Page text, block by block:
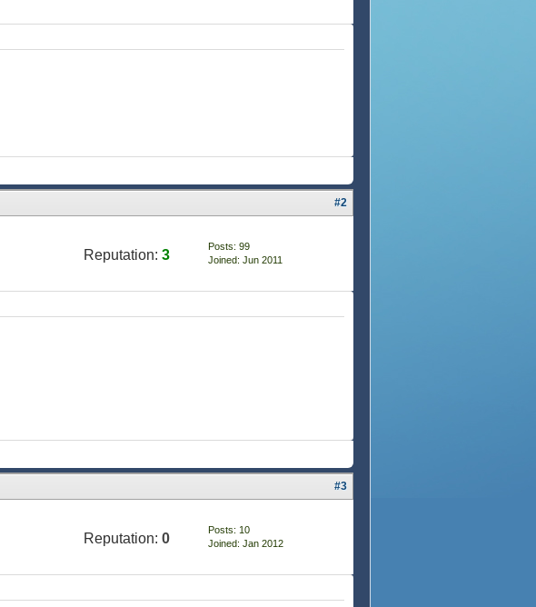
#2
Reputation: 3
Posts: 99
Joined: Jun 2011
#3
Reputation: 0
Posts: 10
Joined: Jan 2012